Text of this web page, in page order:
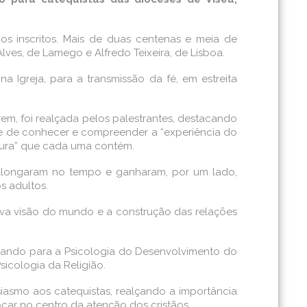
inscritos. Mais de duas centenas e meia de
de Lamego e Alfredo Teixeira, de Lisboa.
Igreja, para a transmissão da fé, em estreita
foi realçada pelos palestrantes, destacando
conhecer e compreender a “experiência do
que cada uma contém.
no tempo e ganharam, por um lado,
adultos.
visão do mundo e a construção das relações
para a Psicologia do Desenvolvimento do
da Religião.
aos catequistas, realçando a importância